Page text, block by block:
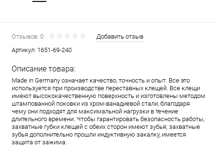
Отзывов: 0
Добавить отзыв
Артикул: 1651-69-240
Описание товара:
Made in Germany означает качество, точность и опыт. Все это
используется при производстве переставных клещей. Все клещи
имеют высококачественную поверхность и изготовлены методом
штампованной поковки из хром-ванадиевой стали, благодаря
чему они подходят для максимальной нагрузки в течение
длительного времени. Чтобы гарантировать безопасность работы,
захватные губки клещей с обеих сторон имеют зубья; захватные
зубья дополнительно прошли индуктивную закалку, имеется
защита от зажима.